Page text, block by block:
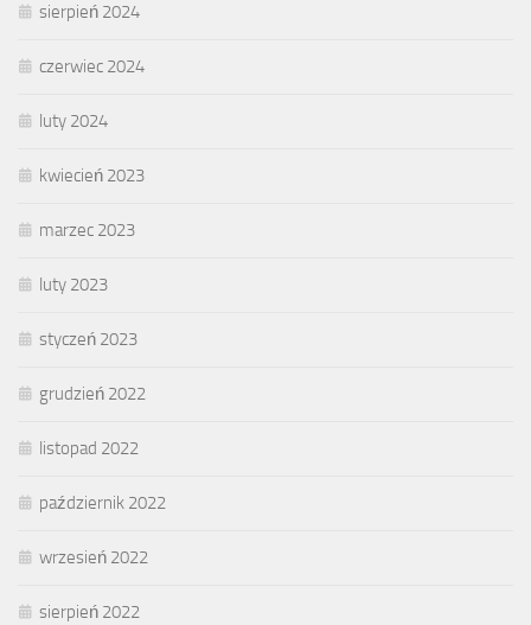
sierpień 2024
czerwiec 2024
luty 2024
kwiecień 2023
marzec 2023
luty 2023
styczeń 2023
grudzień 2022
listopad 2022
październik 2022
wrzesień 2022
sierpień 2022